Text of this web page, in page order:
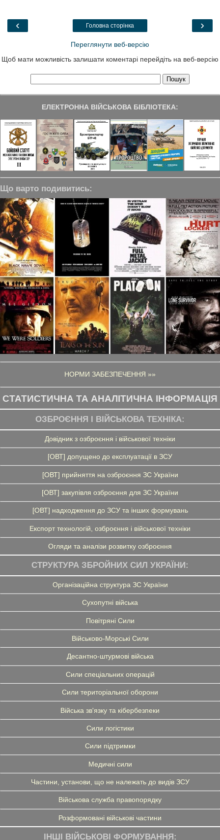
o
a
‹ ›
Головна сторінка
Переглянути веб-версію
Щоб мати можливість залишати коментарі перейдіть на веб-версію
ЕЛЕКТРОННА ВІЙСЬКОВА БІБЛІОТЕКА:
Що варто подивитись:
НОРМИ ЗАБЕЗПЕЧЕННЯ »»
СТАТИСТИЧНА ТА АНАЛІТИЧНА ІНФОРМАЦІЯ
ОЗБРОЄННЯ І ВІЙСЬКОВА ТЕХНІКА:
Довідник з озброєння і військової техніки
[ОВТ] допущено до експлуатації в ЗСУ
[ОВТ] прийняття на озброєння ЗС України
[ОВТ] закупівля озброєння для ЗС України
[ОВТ] надходження до ЗСУ та інших формувань
Експорт технологій, озброєння і військової техніки
Огляди та аналізи розвитку озброєння
СТРУКТУРА ЗБРОЙНИХ СИЛ УКРАЇНИ:
Організаційна структура ЗС України
Сухопутні війська
Повітряні Сили
Військово-Морські Сили
Десантно-штурмові війська
Сили спеціальних операцій
Сили територіальної оборони
Війська зв'язку та кібербезпеки
Сили логістики
Сили підтримки
Медичні сили
Частини, установи, що не належать до видів ЗСУ
Військова служба правопорядку
Розформовані військові частини
ІНШІ ВІЙСЬКОВІ ФОРМУВАННЯ: